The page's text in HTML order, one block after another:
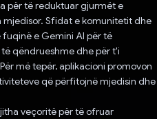
për të reduktuar gjurmët e
Sfidat e komunitetit dhe
e Gemini AI për të
qëndrueshme dhe për t'i
më tepër, aplikacioni promovon
që përfitojnë mjedisin dhe
veçoritë për të ofruar